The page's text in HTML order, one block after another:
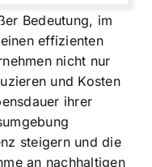
Bedeutung, im
effizienten
nicht nur
und Kosten
ihrer
steigern und die
an nachhaltigen